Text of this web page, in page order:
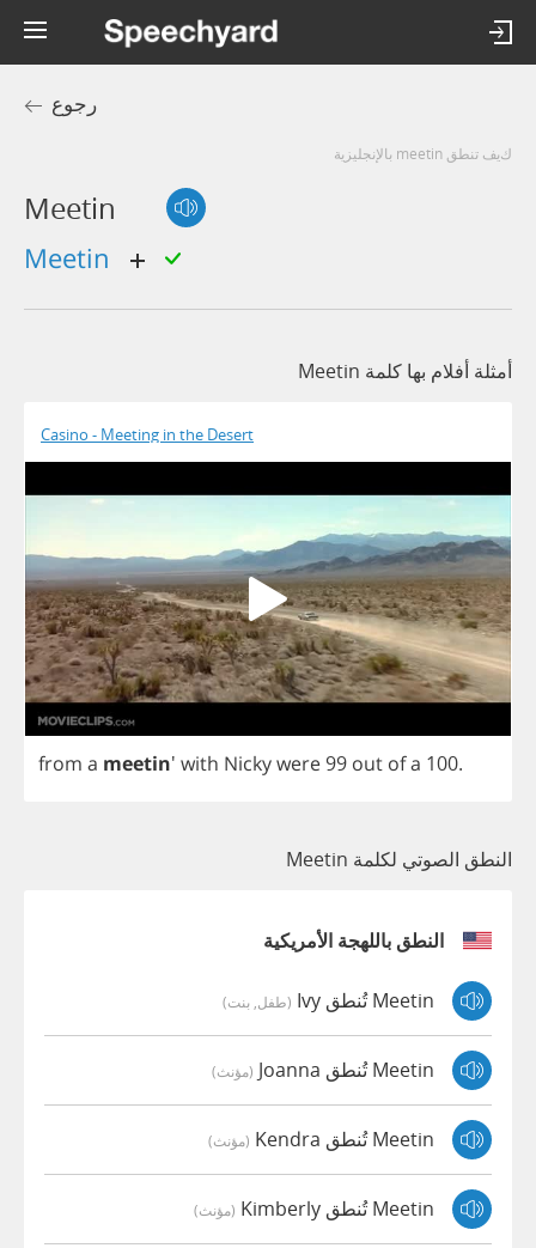
رجوع
كيف تنطق meetin بالإنجليزية
Meetin
meetin
أمثلة أفلام بها كلمة Meetin
Casino - Meeting in the Desert
from a meetin' with Nickywere99 out ofa 100.
النطق الصوتي لكلمة Meetin
النطق باللهجة الأمريكية
Meetin تُنطق Ivy (طفل, بنت)
Meetin تُنطق Joanna (مؤنث)
Meetin تُنطق Kendra (مؤنث)
Meetin تُنطق Kimberly (مؤنث)